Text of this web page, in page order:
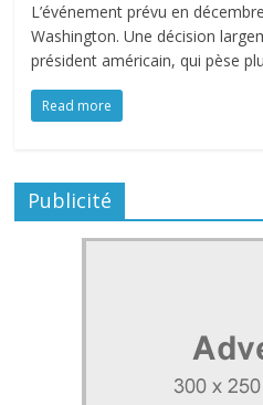
L’événement prévu en
Washington. Une décision
président américain, qui pèse
Read more
Publicité